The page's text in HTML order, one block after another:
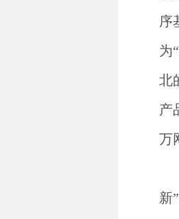
序
为
北
产
万
新